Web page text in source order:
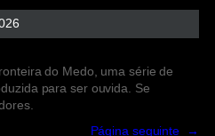
do Medo, uma série de
para ser ouvida. Se
Página seguinte →